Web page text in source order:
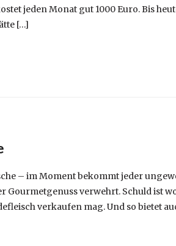
jeden Monat gut 1000 Euro. Bis
[…]
– im Moment bekommt jeder
Gourmetgenuss verwehrt. Schuld ist
verkaufen mag. Und so bietet